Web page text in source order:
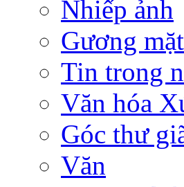
Nhiếp ảnh
Gương
Tin trong
Văn hóa
Góc thư
Văn